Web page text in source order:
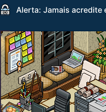
Alerta: Jamais acredite